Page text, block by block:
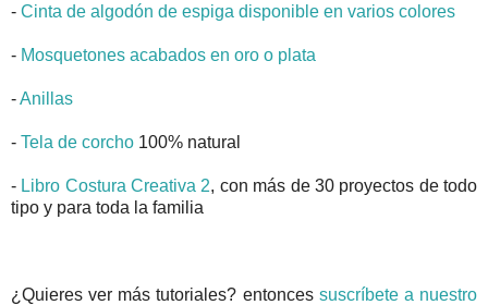
- Cinta de algodón de espiga disponible en varios colores
- Mosquetones acabados en oro o plata
-Anillas
- Tela de corcho 100% natural
- Libro Costura Creativa 2, con más de 30 proyectos de todo
tipo y para toda la familia
¿Quieres ver más tutoriales? entonces suscríbete a nuestro